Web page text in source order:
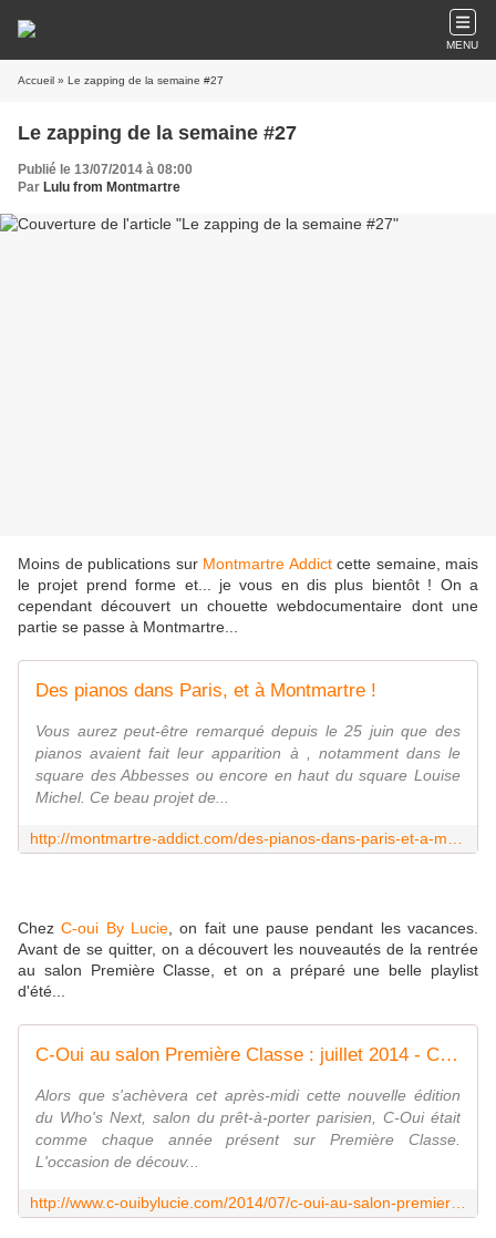
MENU
Accueil » Le zapping de la semaine #27
Le zapping de la semaine #27
Publié le 13/07/2014 à 08:00
Par Lulu from Montmartre
Moins de publications sur Montmartre Addictcette semaine, mais
le projet prend forme et... je vous en dis plus bientôt ! On a
cependant découvert un chouette webdocumentaire dont une
partie se passe à Montmartre...
Des pianos dans Paris, et à Montmartre !
Vous aurez peut-être remarqué depuis le 25 juin que des
pianos avaient fait leur apparition à , notamment dans le
square des Abbesses ou encore en haut du square Louise
Michel. Ce beau projet de...
ChezC-oui By Lucie, on fait une pause pendant les vacances.
Avant de se quitter, on a découvert les nouveautés de la rentrée
au salon Première Classe, et on a préparé une belle playlist
d'été...
C-Oui au salon Première Classe : juillet 2014 - C-Oui by Lucie
Alors que s'achèvera cet après-midi cette nouvelle édition
du Who's Next, salon du prêt-à-porter parisien, C-Oui était
comme chaque année présent sur Première Classe.
L'occasion de découv...